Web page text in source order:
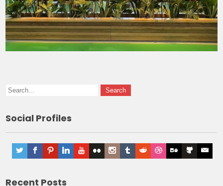
Social Profiles
Recent Posts